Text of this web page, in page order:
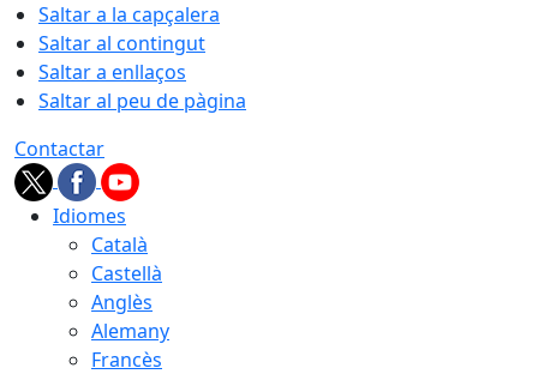
Saltar a la capçalera
Saltar al contingut
Saltar a enllaços
Saltar al peu de pàgina
Contactar
Idiomes
Català
Castellà
Anglès
Alemany
Francès